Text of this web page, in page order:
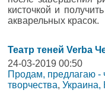
кисточкой и
акварельных красок.
Театр теней Verba
24-03-2019 00:50
Продам, предлагаю -
творчества, Украина,